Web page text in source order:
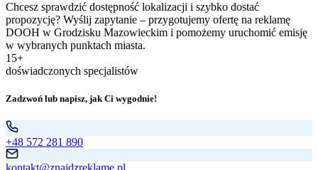
Chcesz sprawdzić dostępność lokalizacji i szybko dostać
propozycję? Wyślij zapytanie – przygotujemy ofertę na reklamę
DOOH w Grodzisku Mazowieckim i pomożemy uruchomić emisję
w wybranych punktach miasta.
15+
doświadczonych specjalistów
Zadzwoń lub napisz, jak Ci wygodnie!
+48 572 281 890